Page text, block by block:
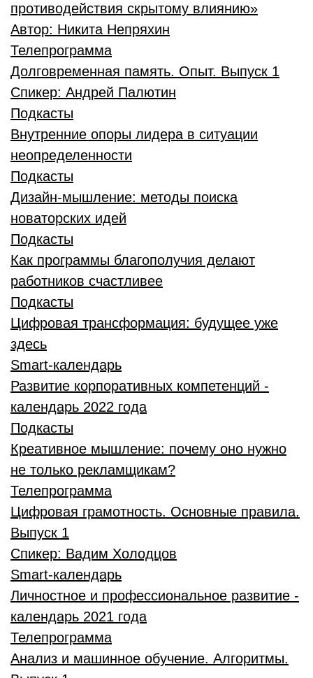
противодействия скрытому влиянию»
Автор: Никита Непряхин
Телепрограмма
Долговременная память. Опыт. Выпуск 1
Спикер: Андрей Палютин
Подкасты
Внутренние опоры лидера в ситуации
неопределенности
Подкасты
Дизайн-мышление: методы поиска
новаторских идей
Подкасты
Как программы благополучия делают
работников счастливее
Подкасты
Цифровая трансформация: будущее уже
здесь
Smart-календарь
Развитие корпоративных компетенций -
календарь 2022 года
Подкасты
Креативное мышление: почему оно нужно
не только рекламщикам?
Телепрограмма
Цифровая грамотность. Основные правила.
Выпуск 1
Спикер: Вадим Холодцов
Smart-календарь
Личностное и профессиональное развитие -
календарь 2021 года
Телепрограмма
Анализ и машинное обучение. Алгоритмы.